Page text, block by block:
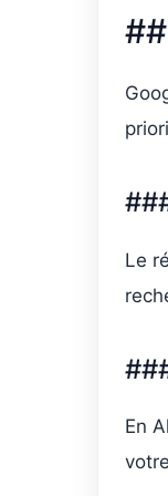
Le
En